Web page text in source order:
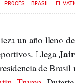
PROCÉS BRASIL EL
un año lleno
Llega
de Brasil